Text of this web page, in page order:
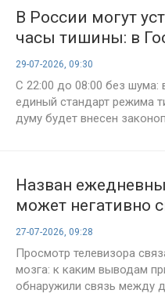
В России могут
часы тишины: в
законопроект
29-07-2026, 09:30
С 22:00 до 08:00 без шума:
единый стандарт режима
думу будет внесен
Назван
может негативно
мозга
27-07-2026, 09:28
Просмотр телевизора
мозга: к каким выводам
обнаружили связь между